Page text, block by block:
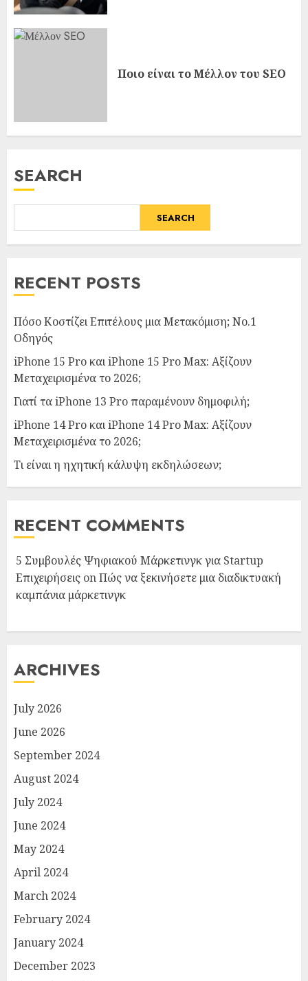
Ποιο είναι το Μέλλον του SEO
SEARCH
SEARCH
RECENT POSTS
Πόσο Κοστίζει Επιτέλους μια Μετακόμιση; Νο.1
Οδηγός
iPhone 15 Pro και iPhone 15 Pro Max: Αξίζουν
Μεταχειρισμένα το 2026;
Γιατί τα iPhone 13 Pro παραμένουν δημοφιλή;
iPhone 14 Pro και iPhone 14 Pro Max: Αξίζουν
Μεταχειρισμένα το 2026;
Τι είναι η ηχητική κάλυψη εκδηλώσεων;
RECENT COMMENTS
5 Συμβουλές Ψηφιακού Μάρκετινγκ για Startup
Επιχειρήσεις onΠώς να ξεκινήσετε μια διαδικτυακή
καμπάνια μάρκετινγκ
ARCHIVES
July 2026
June 2026
September 2024
August 2024
July 2024
June 2024
May 2024
April 2024
March 2024
February 2024
January 2024
December 2023